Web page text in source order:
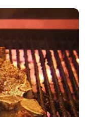
れ。どんな『頂き』を